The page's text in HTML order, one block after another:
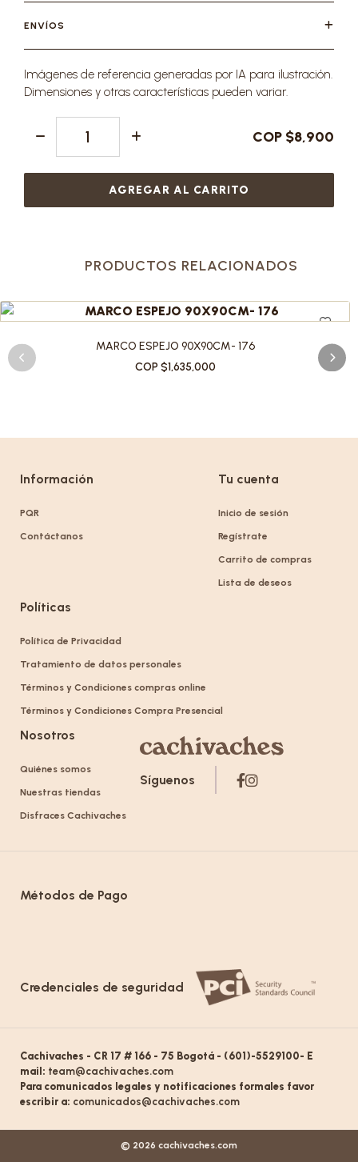
ENVÍOS
Imágenes de referencia generadas por IA para ilustración.
Dimensiones y otras características pueden variar.
COP $8,900
AGREGAR AL CARRITO
PRODUCTOS RELACIONADOS
MARCO ESPEJO 90X90CM- 176
COP $1,635,000
Información
PQR
Contáctanos
Tu cuenta
Inicio de sesión
Regístrate
Carrito de compras
Lista de deseos
Políticas
Política de Privacidad
Tratamiento de datos personales
Términos y Condiciones compras online
Términos y Condiciones Compra Presencial
Nosotros
Quiénes somos
Nuestras tiendas
Disfraces Cachivaches
Síguenos
Métodos de Pago
Credenciales de seguridad
Cachivaches - CR 17 # 166 - 75 Bogotá - (601)-5529100- E
mail: team@cachivaches.com
Para comunicados legales y notificaciones formales favor
escribir a: comunicados@cachivaches.com
© 2026 cachivaches.com